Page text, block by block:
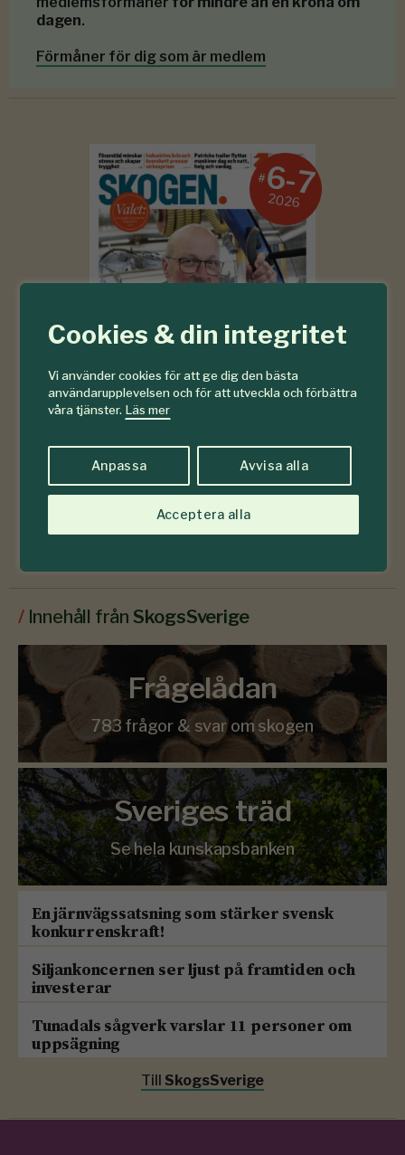
Cookies & din integritet
Vi använder cookies för att ge dig den bästa
användarupplevelsen och för att utveckla och förbättra
våra tjänster. Läs mer
Anpassa Avvisa alla
Acceptera alla
dagen.
Förmåner för dig som är medlem
#6-7
2026
Prenumerera
/ Innehåll från SkogsSverige
Frågelådan
783 frågor & svar om skogen
Sveriges träd
Se hela kunskapsbanken
En järnvägssatsning som stärker svensk
konkurrenskraft!
Siljankoncernen ser ljust på framtiden och
investerar
Tunadals sågverk varslar 11 personer om
uppsägning
Till SkogsSverige